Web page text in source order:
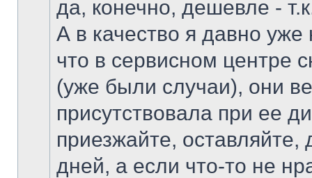
да, конечно, дешевле -
А в качество я давно
что в сервисном центре
(уже были случаи), они
присутствовала при ее
приезжайте, оставляйте,
дней, а если что-то не